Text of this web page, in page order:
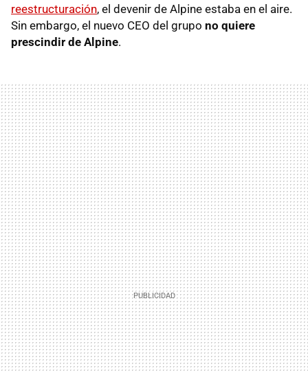
reestructuración, el devenir de Alpine estaba en el aire.
Sin embargo, el nuevo CEO del grupo no quiere
prescindir de Alpine.